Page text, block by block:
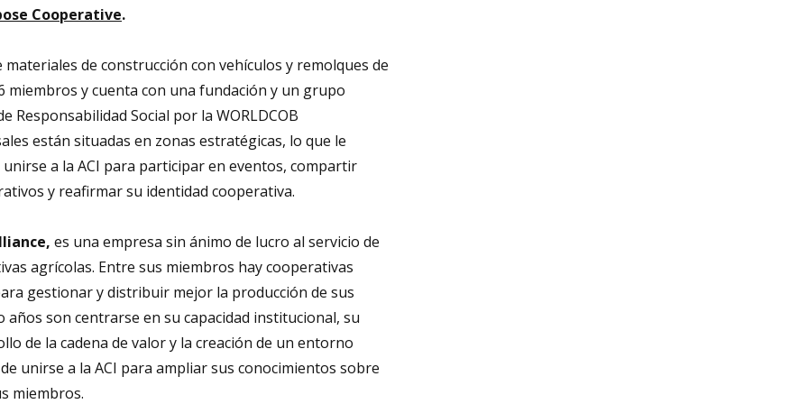
Cooperative.
de construcción con vehículos y remolques de
y cuenta con una fundación y un grupo
Responsabilidad Social por la WORLDCOB
están situadas en zonas estratégicas, lo que le
a la ACI para participar en eventos, compartir
y reafirmar su identidad cooperativa.
es una empresa sin ánimo de lucro al servicio de
agrícolas. Entre sus miembros hay cooperativas
gestionar y distribuir mejor la producción de sus
años son centrarse en su capacidad institucional, su
de la cadena de valor y la creación de un entorno
unirse a la ACI para ampliar sus conocimientos sobre
miembros.